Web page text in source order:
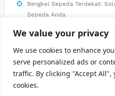
We value your privacy
We use cookies to enhance
serve personalized ads or
traffic. By clicking "Accept
cookies.
Bengkel Sepeda Terdekat:
Sepeda Anda
Cara Mudah Membeli Mobil
Tips Memilih dan Merawat
Sejarah Sepeda Gunung:
Olahraga Bersepeda di